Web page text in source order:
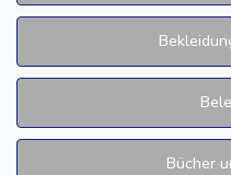
Bücher